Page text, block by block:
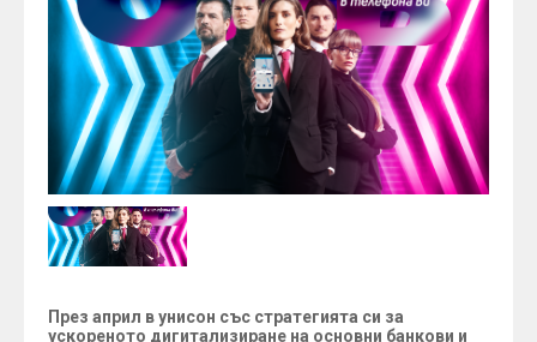
През април в унисон със стратегията си за
ускореното дигитализиране на основни банкови и